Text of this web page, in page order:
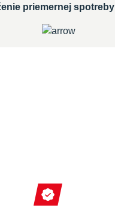
priemernej spotreby